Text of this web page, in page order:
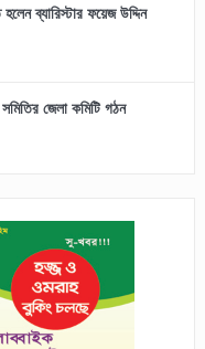
হলেন ব্যারিস্টার ফয়েজ উদ্দিন
জেলা কমিটি গঠন